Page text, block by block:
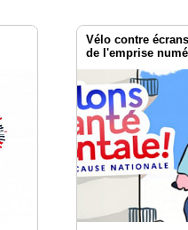
Vélo contre
de l'emprise